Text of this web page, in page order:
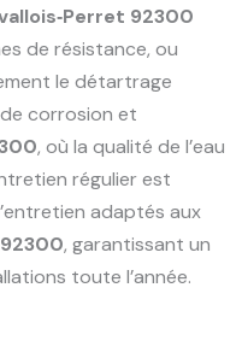
92300
de résistance, ou
le détartrage
corrosion et
, où la qualité de l’eau
régulier est
adaptés aux
, garantissant un
toute l’année.